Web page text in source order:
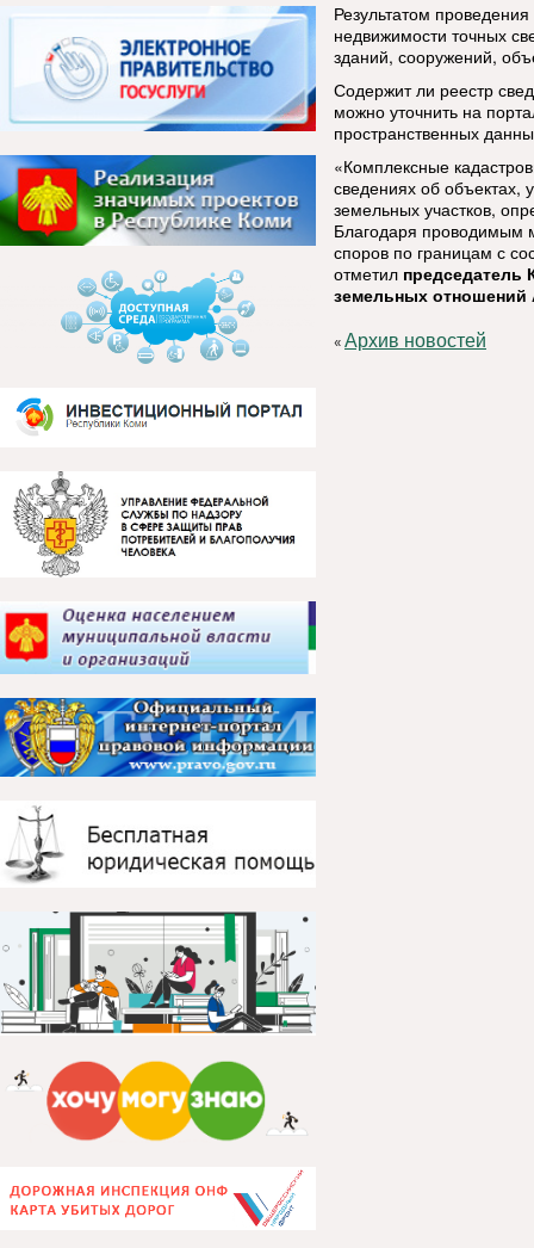
Результатом
недвижимости точных
зданий, сооружений,
Содержит ли реестр
можно уточнить на
пространственных
«Комплексные
сведениях об объектах,
земельных участков,
Благодаря проводимым
споров по границам с
отметил председатель
земельных
«Архив новостей